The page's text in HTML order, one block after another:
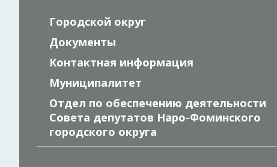
Городской округ
Документы
Контактная информация
Муниципалитет
Отдел по обеспечению деятельности
Совета депутатов Наро-Фоминского
городского округа